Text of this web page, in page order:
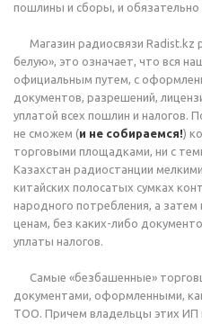
пошлины и сборы, и
Магазин радиосвязи Radist.kz
белую», это означает, что вся
официальным путем, с
документов, разрешений,
уплатой всех пошлин и налогов.
не сможем (и не собираемся!)
торговыми площадками, ни с
Казахстан радиостанции
китайских полосатых сумках
народного потребления, а
ценам, без каких-либо
уплаты налогов.
Самые «безбашенные»
документами, оформленными,
ТОО. Причем владельцы этих ИП